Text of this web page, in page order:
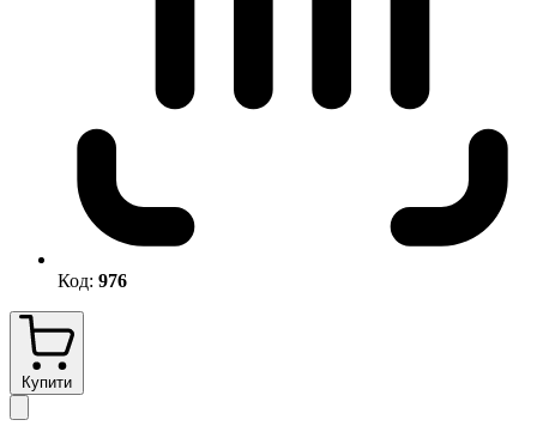
Код: 976
Купити